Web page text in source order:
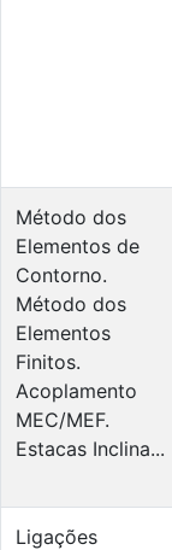
Método dos
Elementos de
Contorno.
Método dos
Elementos
Finitos.
Acoplamento
MEC/MEF.
Estacas Inclina...
Ligações